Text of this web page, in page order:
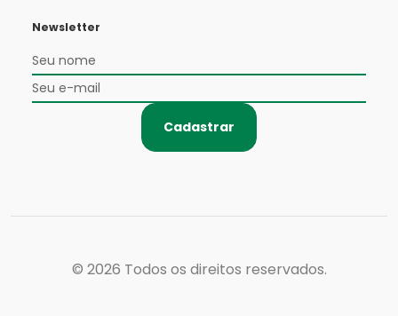
Newsletter
Cadastrar
© 2026 Todos os direitos reservados.